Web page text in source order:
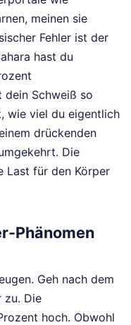
meinen sie
Fehler ist der
hast du
Schweiß so
wie viel du eigentlich
drückenden
Die
Last für den Körper
Phänomen
Geh nach dem
zu. Die
hoch. Obwohl